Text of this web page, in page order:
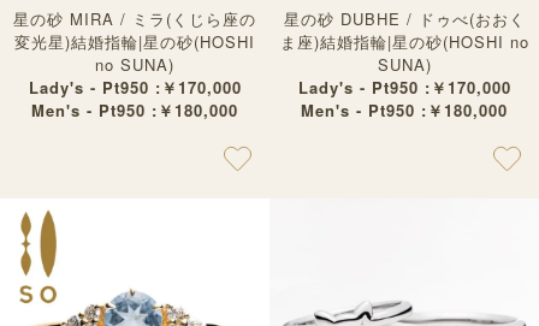
星の砂 MIRA / ミラ(くじら座の
変光星)結婚指輪|星の砂(HOSHI
no SUNA)
Lady's - Pt950 :￥170,000
Men's - Pt950 :￥180,000
星の砂 DUBHE / ドゥべ(おおく
ま座)結婚指輪|星の砂(HOSHI no
SUNA)
Lady's - Pt950 :￥170,000
Men's - Pt950 :￥180,000